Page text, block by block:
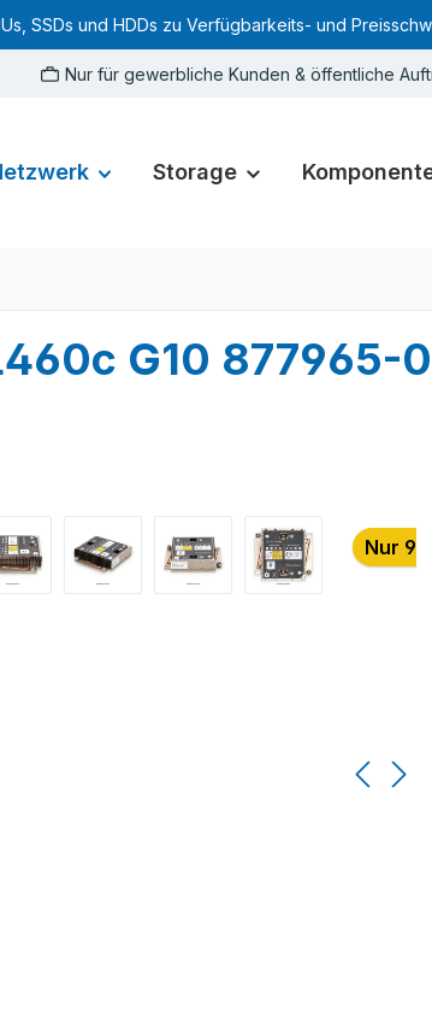
SSDs und HDDs zu Verfügbarkeits- und
Nur für gewerbliche Kunden & öffentliche
Storage
G10 877965-
Nur 9